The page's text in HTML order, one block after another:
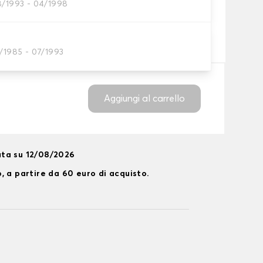
1993 - 04/1998
1985 - 07/1993
Aggiungi al carrello
su 12/08/2026
a partire da 60 euro di acquisto.